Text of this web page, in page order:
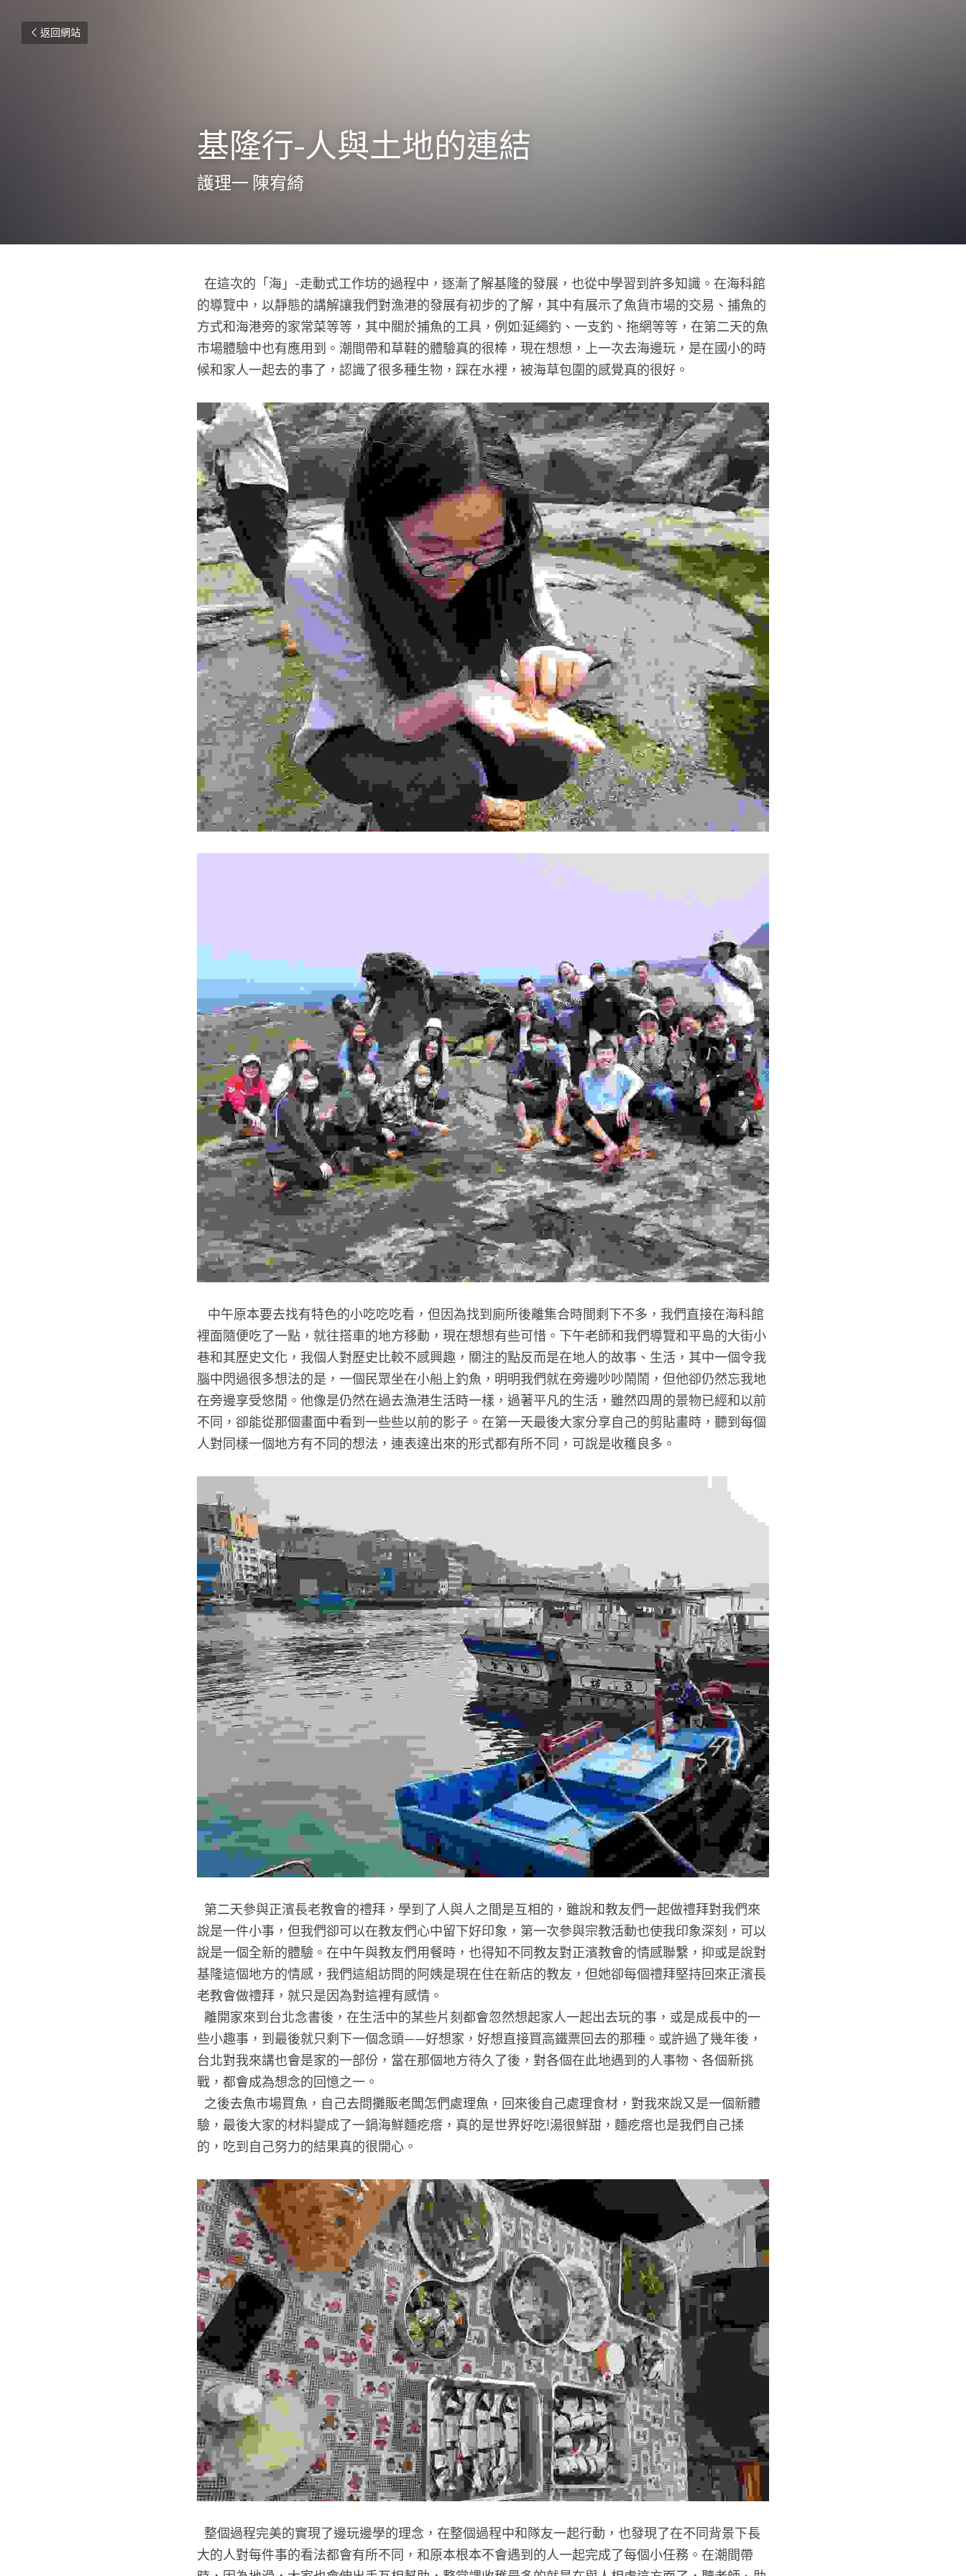
返回網站
基隆行-人與土地的連結
護理一 陳宥綺
的導覽中，以靜態的講解讓我們對漁港的發展有初步的了解，其中有展示了魚貨市場的交易、捕魚的
方式和海港旁的家常菜等等，其中關於捕魚的工具，例如:延繩釣、一支釣、拖網等等，在第二天的魚
市場體驗中也有應用到。潮間帶和草鞋的體驗真的很棒，現在想想，上一次去海邊玩，是在國小的時
候和家人一起去的事了，認識了很多種生物，踩在水裡，被海草包圍的感覺真的很好。
裡面隨便吃了一點，就往搭車的地方移動，現在想想有些可惜。下午老師和我們導覽和平島的大街小
巷和其歷史文化，我個人對歷史比較不感興趣，關注的點反而是在地人的故事、生活，其中一個令我
腦中閃過很多想法的是，一個民眾坐在小船上釣魚，明明我們就在旁邊吵吵鬧鬧，但他卻仍然忘我地
在旁邊享受悠閒。他像是仍然在過去漁港生活時一樣，過著平凡的生活，雖然四周的景物已經和以前
不同，卻能從那個畫面中看到一些些以前的影子。在第一天最後大家分享自己的剪貼畫時，聽到每個
人對同樣一個地方有不同的想法，連表達出來的形式都有所不同，可說是收穫良多。
說是一件小事，但我們卻可以在教友們心中留下好印象，第一次參與宗教活動也使我印象深刻，可以
說是一個全新的體驗。在中午與教友們用餐時，也得知不同教友對正濱教會的情感聯繫，抑或是說對
基隆這個地方的情感，我們這組訪問的阿姨是現在住在新店的教友，但她卻每個禮拜堅持回來正濱長
老教會做禮拜，就只是因為對這裡有感情。
些小趣事，到最後就只剩下一個念頭——好想家，好想直接買高鐵票回去的那種。或許過了幾年後，
台北對我來講也會是家的一部份，當在那個地方待久了後，對各個在此地遇到的人事物、各個新挑
戰，都會成為想念的回憶之一。
驗，最後大家的材料變成了一鍋海鮮麵疙瘩，真的是世界好吃!湯很鮮甜，麵疙瘩也是我們自己揉
的，吃到自己努力的結果真的很開心。
大的人對每件事的看法都會有所不同，和原本根本不會遇到的人一起完成了每個小任務。在潮間帶